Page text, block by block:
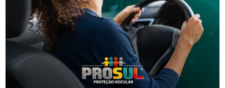
NOTÍCIAS RELACIONADAS